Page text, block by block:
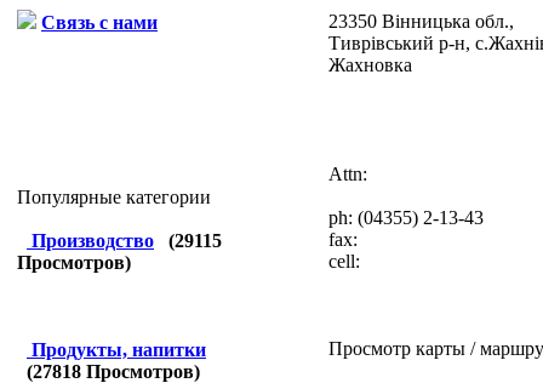
Связь с нами
Популярные категории
Производство (29115
Просмотров)
Продукты, напитки
(27818 Просмотров)
23350 Вінницька обл.,
Тиврівський р-н,
Жахновка
Attn:
ph: (04355) 2-13-43
fax:
cell:
Просмотр карты /